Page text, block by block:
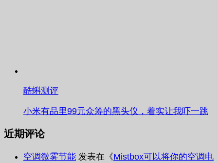
酷蝌测评
小米有品里99元众筹的黑头仪，着实让我吓一跳
近期评论
空调微雾节能 发表在《Mistbox可以将你的空调电